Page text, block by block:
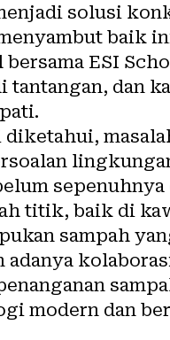
solusi
baik
ESI
tantangan, dan
diketahui,
titik, baik di
sampah
adanya
modern dan